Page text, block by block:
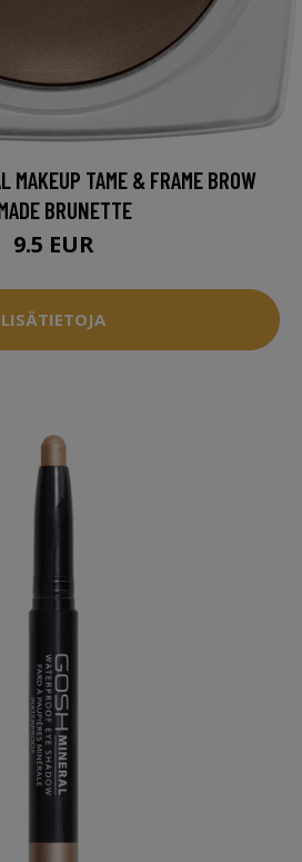
MAKEUP TAME & FRAME BROW
BRUNETTE
9.5 EUR
LISÄTIETOJA